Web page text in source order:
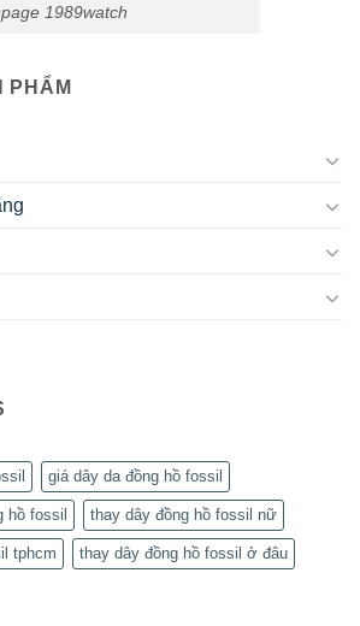
1989watch
PHẨM
giá dây da đồng hồ fossil
hồ fossil thay dây đồng hồ fossil nữ
tphcm thay dây đồng hồ fossil ở đâu